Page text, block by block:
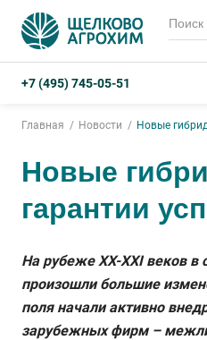
+7 (495) 745-05-51
Главная Новости Новые
Новые
гарантии
На рубеже XX-XXI веков в
произошли большие
поля начали активно
зарубежных фирм –